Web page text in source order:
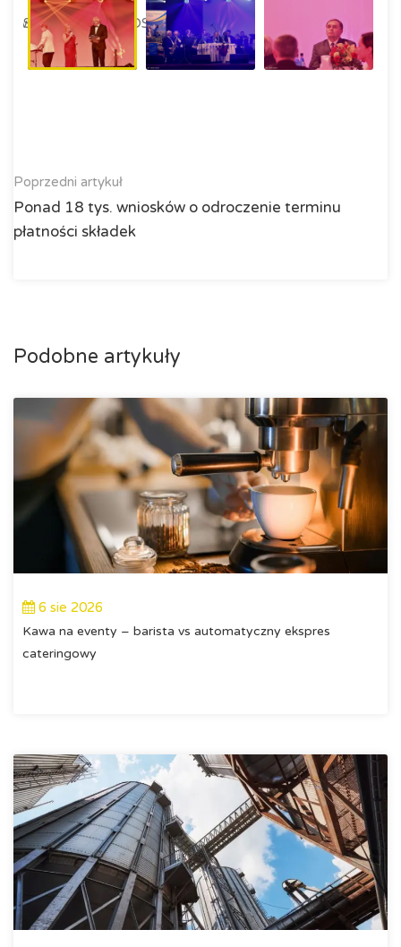
Poprzedni artykuł
Ponad 18 tys. wniosków o odroczenie terminu
płatności składek
Podobne artykuły
6 sie 2026
Kawa na eventy – barista vs automatyczny ekspres
cateringowy